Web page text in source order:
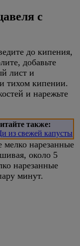
с
до кипения,
добавьте
лист и
тихом кипении.
и нарежьте
также:
из свежей капусты
мелко нарезанные
около 5
нарезанные
минут.